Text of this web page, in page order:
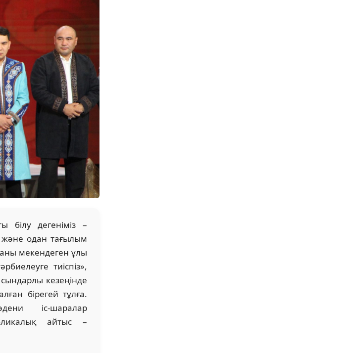
білу дегеніміз –
және одан тағылым
мекендеген ұлы
тиіспіз»,
кезеңінде
бірегей тұлға.
іс-шаралар
айтыс –